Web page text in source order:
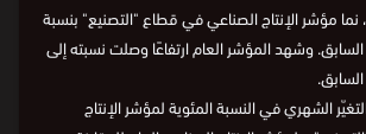
في شهر مايو 2026، نما مؤشر الإنتاج الصناعي في قطاع "التصنيع" بنسبة
السابق. وشهد المؤشر العام ارتفاعًا وصلت نسبته إلى
الشهري في النسبة المئوية لمؤشر الإنتاج